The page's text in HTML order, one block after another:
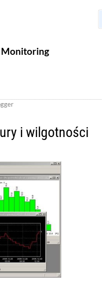
Monitoring
i wilgotności